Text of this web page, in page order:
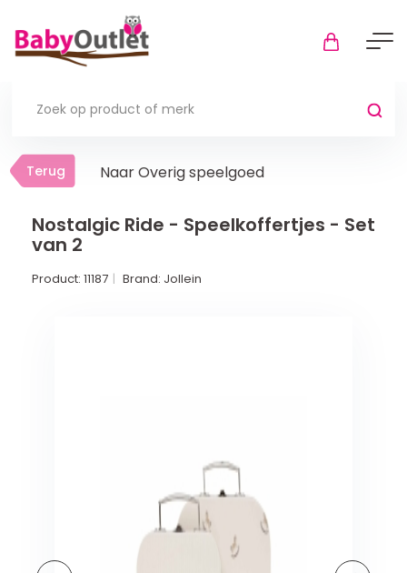
Terug
Thuis
Veiligheid buiten de deur
Terug Naar Overig speelgoed
Nostalgic Ride - Speelkoffertjes - Set
van 2
Product: 11187 Brand: Jollein